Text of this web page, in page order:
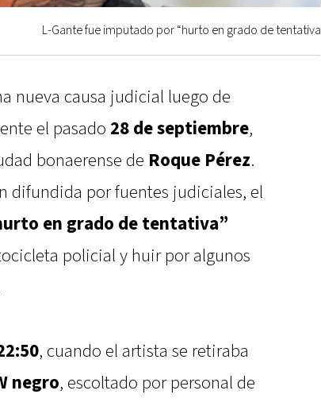
L-Gante fue imputado por “hurto en grado de tentativa
nueva causa judicial luego de
el pasado 28 de septiembre,
bonaerense de Roque Pérez.
difundida por fuentes judiciales, el
en grado de tentativa”
policial y huir por algunos
, cuando el artista se retiraba
negro, escoltado por personal de